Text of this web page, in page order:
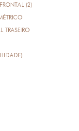
(2)
TRASEIRO